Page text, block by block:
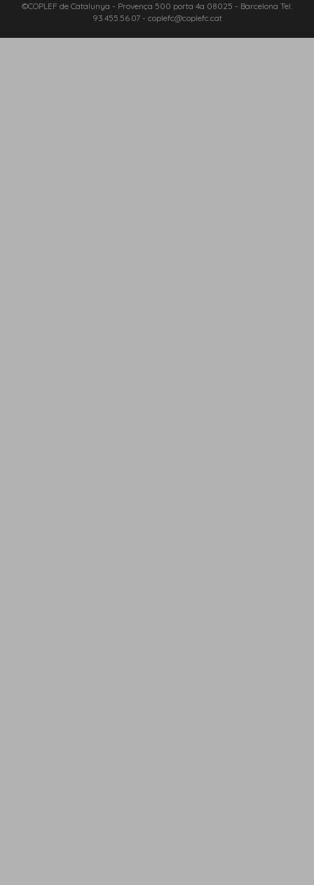
©COPLEF de Catalunya - Provença 500 porta 4a 08025 - Barcelona Tel.
93.455.56.07- coplefc@coplefc.cat